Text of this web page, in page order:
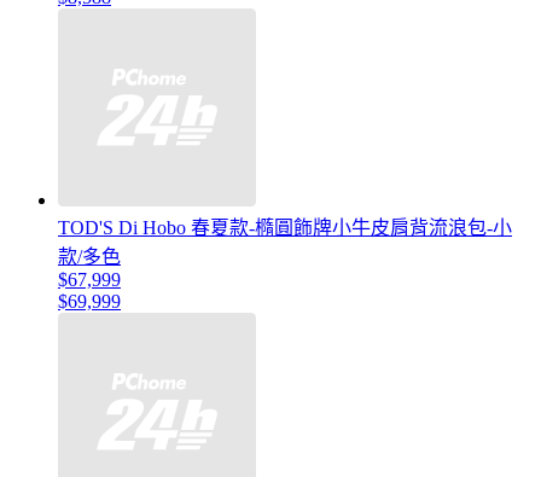
TOD'S Di Hobo 春夏款-橢圓飾牌小牛皮肩背流浪包-小
款/多色
$67,999
$69,999